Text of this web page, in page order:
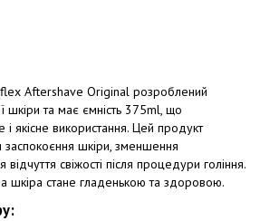
Aftershave Original розроблений
шкіри та має ємність 375ml, що
якісне використання. Цей продукт
заспокоєння шкіри, зменшення
свіжості після процедури гоління.
шкіра стане гладенькою та здоровою.